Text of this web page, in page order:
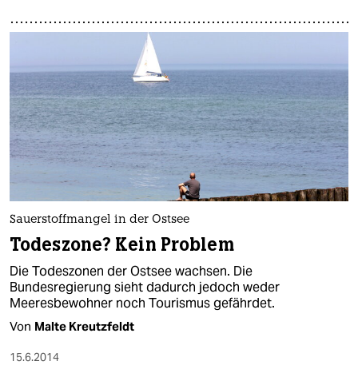
Sauerstoffmangel in der Ostsee
Todeszone? Kein Problem
Die Todeszonen der Ostsee wachsen. Die
Bundesregierung sieht dadurch jedoch weder
Meeresbewohner noch Tourismus gefährdet.
Von Malte Kreutzfeldt
15.6.2014